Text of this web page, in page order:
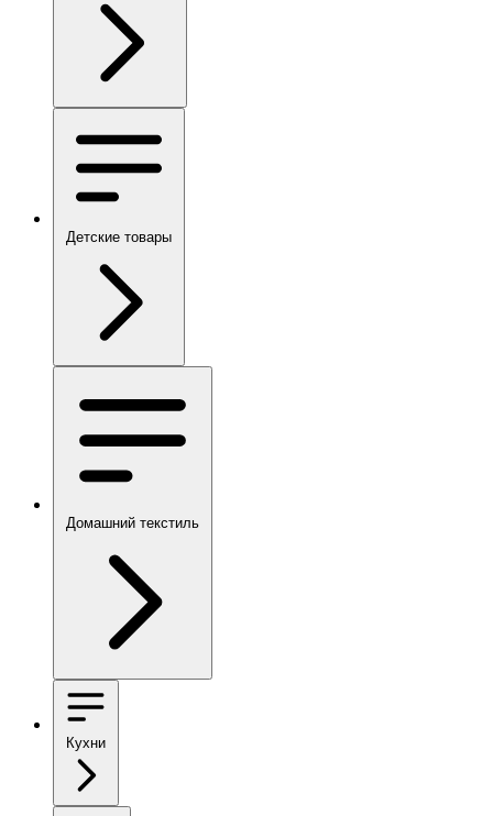
Детские товары
Домашний текстиль
Кухни